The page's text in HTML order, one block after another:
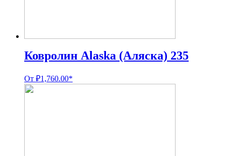
Ковролин Alaska (Аляска) 235
От ₽1,760.00*